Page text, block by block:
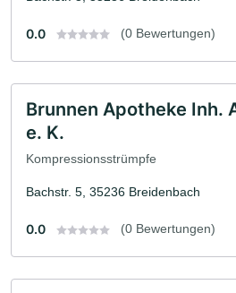
0.0 (0 Bewertungen)
Brunnen Apotheke Inh.
e. K.
Kompressionsstrümpfe
Bachstr. 5, 35236 Breidenbach
0.0 (0 Bewertungen)